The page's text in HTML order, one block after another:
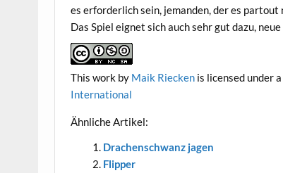
es erfor­der­lich sein, jeman­den, der es par­tout
Das Spiel eig­net sich auch sehr gut dazu,
This work by Maik Riecken is licen­sed under
International
Ähn­li­che Artikel:
Dra­chen­schwanz jagen
Flip­per